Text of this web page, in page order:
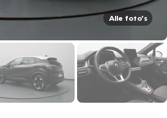
Alle foto's